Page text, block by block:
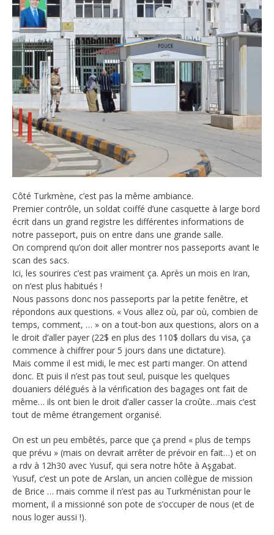
Côté Turkmène, c’est pas la même ambiance.
Premier contrôle, un soldat coiffé d’une casquette à large bord
écrit dans un grand registre les différentes informations de
notre passeport, puis on entre dans une grande salle.
On comprend qu’on doit aller montrer nos passeports avant le
scan des sacs.
Ici, les sourires c’est pas vraiment ça. Après un mois en Iran,
on n’est plus habitués !
Nous passons donc nos passeports par la petite fenêtre, et
répondons aux questions. « Vous allez où, par où, combien de
temps, comment, … » on a tout-bon aux questions, alors on a
le droit d’aller payer (22$ en plus des 110$ dollars du visa, ça
commence à chiffrer pour 5 jours dans une dictature).
Mais comme il est midi, le mec est parti manger. On attend
donc. Et puis il n’est pas tout seul, puisque les quelques
douaniers délégués à la vérification des bagages ont fait de
même… ils ont bien le droit d’aller casser la croûte…mais c’est
tout de même étrangement organisé.
On est un peu embêtés, parce que ça prend « plus de temps
que prévu » (mais on devrait arrêter de prévoir en fait…) et on
a rdv à 12h30 avec Yusuf, qui sera notre hôte à Aşgabat.
Yusuf, c’est un pote de Arslan, un ancien collègue de mission
de Brice … mais comme il n’est pas au Turkménistan pour le
moment, il a missionné son pote de s’occuper de nous (et de
nous loger aussi !).